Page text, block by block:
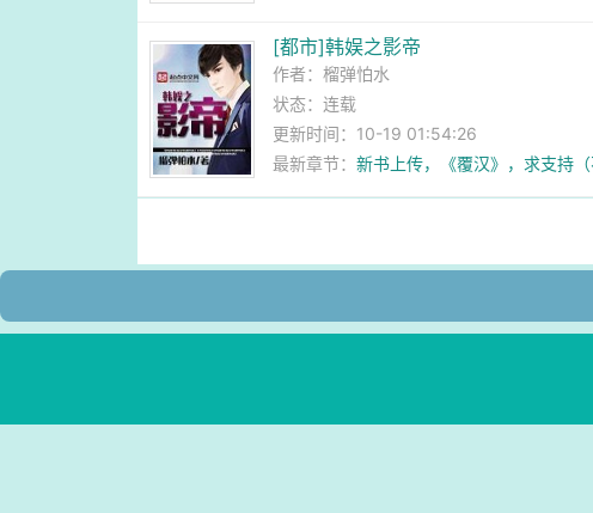
[都市]韩娱之影帝
作者：榴弹怕水
状态：连载
更新时间：10-19 01:54:26
最新章节：新书上传，《覆汉》，求支持（